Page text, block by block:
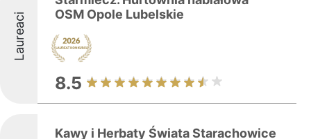
Laureaci
OSM Opole Lubelskie
8.5
Kawy i Herbaty Świata Starachowice